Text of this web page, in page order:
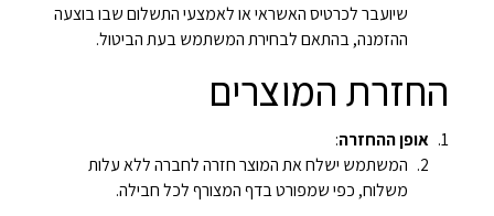
שיועבר לכרטיס האשראי או לאמצעי התשלום שבו בוצעה
ההזמנה, בהתאם לבחירת המשתמש בעת הביטול.
החזרת המוצרים
אופן ההחזרה:
המשתמש ישלח את המוצר חזרה לחברה ללא עלות
משלוח, כפי שמפורט בדף המצורף לכל חבילה.